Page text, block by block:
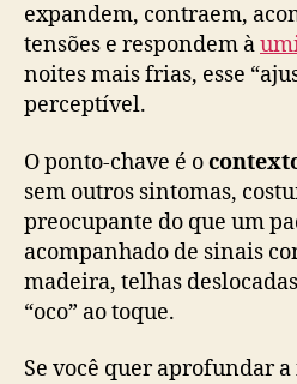
expandem, contraem,
tensões e respondem à
noites mais frias, esse
perceptível.
O ponto-chave é o
sem outros sintomas,
preocupante do que um
acompanhado de sinais
madeira, telhas
“oco” ao toque.
Se você quer aprofundar